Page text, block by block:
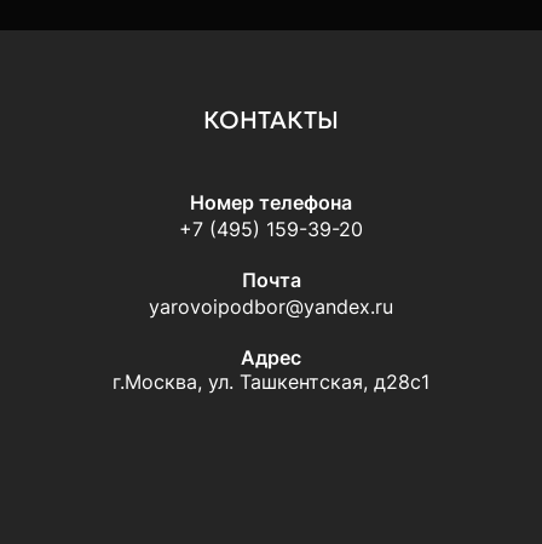
КОНТАКТЫ
Номер телефона
+7 (495) 159-39-20
Почта
yarovoipodbor@yandex.ru
Адрес
г.Москва, ул. Ташкентская, д28с1